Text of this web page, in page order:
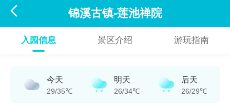
 锦溪古镇-莲池禅院
入园信息 景区介绍 游玩指南
今天
29/35℃
明天
26/34℃
后天
26/29℃